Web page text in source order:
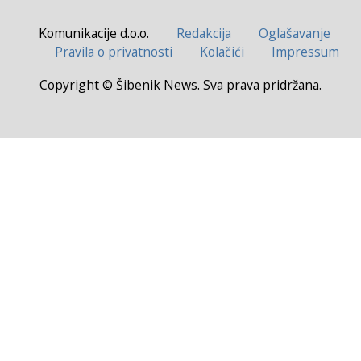
Komunikacije d.o.o. Redakcija
Oglašavanje
Pravila o privatnosti
Kolačići
Impressum
Copyright © Šibenik News. Sva prava pridržana.